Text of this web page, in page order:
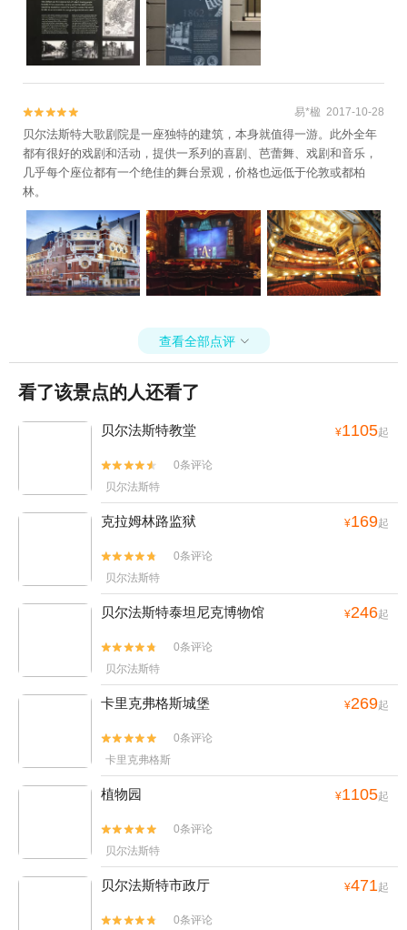

 易*楹 2017-10-28
贝尔法斯特大歌剧院是一座独特的建筑，本身就值得一游。此外全年
都有很好的戏剧和活动，提供一系列的喜剧、芭蕾舞、戏剧和音乐，
几乎每个座位都有一个绝佳的舞台景观，价格也远低于伦敦或都柏
林。
查看全部点评 
看了该景点的人还看了
贝尔法斯特教堂 ¥1105起


0条评论
贝尔法斯特
克拉姆林路监狱 ¥169起


0条评论
贝尔法斯特
贝尔法斯特泰坦尼克博物馆 ¥246起


0条评论
贝尔法斯特
卡里克弗格斯城堡 ¥269起


0条评论
卡里克弗格斯
植物园 ¥1105起


0条评论
贝尔法斯特
贝尔法斯特市政厅 ¥471起

 0条评论